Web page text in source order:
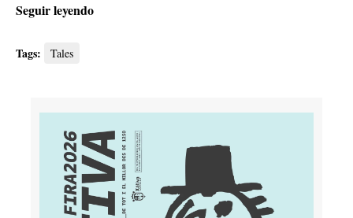
Seguir leyendo
Tags: Tales